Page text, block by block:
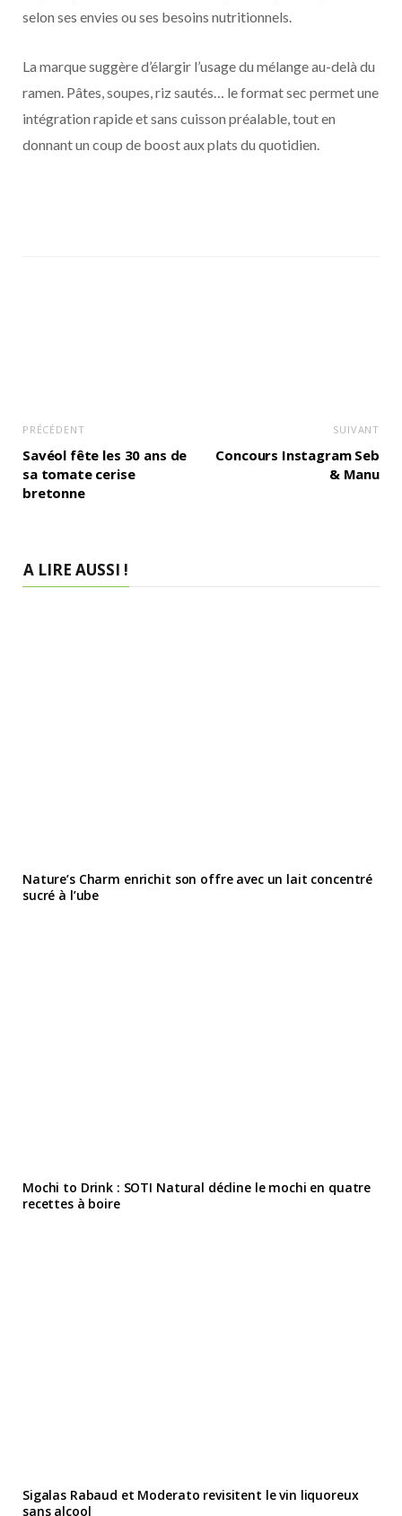
selon ses envies ou ses besoins nutritionnels.
La marque suggère d’élargir l’usage du mélange au-delà du
ramen. Pâtes, soupes, riz sautés… le format sec permet une
intégration rapide et sans cuisson préalable, tout en
donnant un coup de boost aux plats du quotidien.
PRÉCÉDENT
Savéol fête les 30 ans de
sa tomate cerise
bretonne
SUIVANT
Concours Instagram Seb
& Manu
A LIRE AUSSI !
Nature’s Charm enrichit son offre avec un lait concentré
sucré à l’ube
Mochi to Drink : SOTI Natural décline le mochi en quatre
recettes à boire
Sigalas Rabaud et Moderato revisitent le vin liquoreux
sans alcool